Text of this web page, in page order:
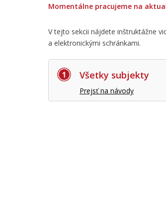
Momentálne pracujeme na
V tejto sekcii nájdete inštruktážne
a elektronickými schránkami.
Všetky subjekty
Prejsť na návody